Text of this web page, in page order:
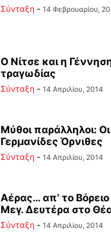
Σύνταξη - 14 Φεβρουαρίου,
O Nίτσε και η
τραγωδίας
Σύνταξη - 14 Απριλίου, 2014
Μύθοι παράλληλοι: Οι
Γερμανίδες Όρνιθες
Σύνταξη - 14 Απριλίου, 2014
Αέρας… απ’ το Βόρειο
Μεγ. Δευτέρα στο
Σύνταξη - 14 Απριλίου, 2014